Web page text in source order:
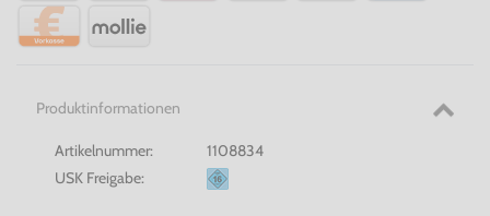
Produktinformationen
Artikelnummer:
1108834
USK Freigabe: